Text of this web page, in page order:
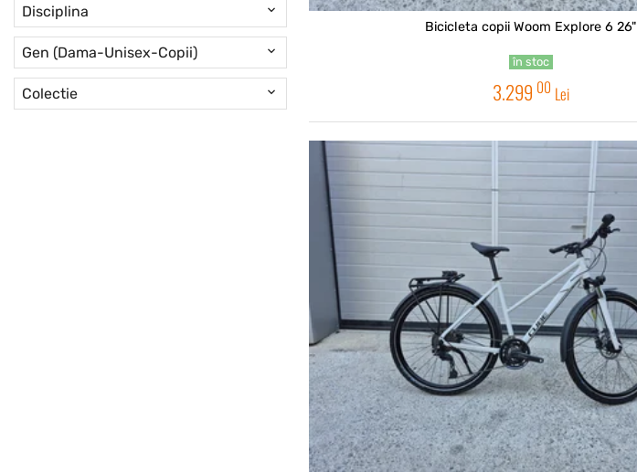
Disciplina
Gen (Dama-Unisex-Copii)
Colectie
Bicicleta copii Woom Explore 6 26"
în stoc
3.299 00 Lei